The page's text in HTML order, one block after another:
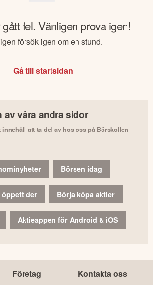
fel. Vänligen prova igen!
försök igen om en stund.
Gå till startsidan
av våra andra sidor
innehåll att ta del av hos oss på Börskollen
Börsen idag
öppettider Börja köpa aktier
Aktieappen för Android & iOS
Företag Kontakta oss